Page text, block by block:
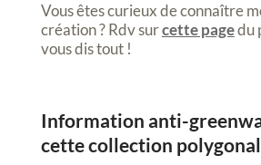
Vous êtes curieux de connaître
création ? Rdv surcette pagedu
vous dis tout !
Information anti-
cette collection